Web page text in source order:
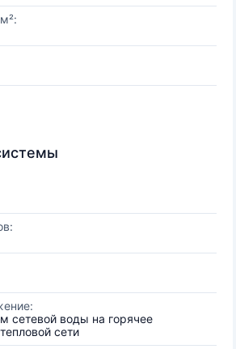
сетевой воды на горячее
сети